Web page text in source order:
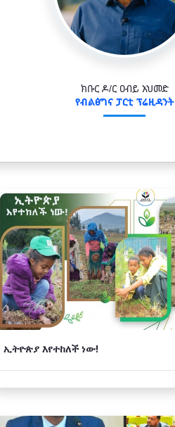
ክቡር ዶ/ር ዐብይ አህመድ
የብልፅግና ፓርቲ ፕሬዚዳንት
ኢትዮጵያ እየተከለች ነው!